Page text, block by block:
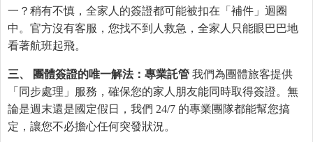
一？稍有不慎，全家人的簽證都可能被扣在「補件」迴圈
中。官方沒有客服，您找不到人救急，全家人只能眼巴巴地
看著航班起飛。
三、 團體簽證的唯一解法：專業託管 我們為團體旅客提供
「同步處理」服務，確保您的家人朋友能同時取得簽證。無
論是週末還是國定假日，我們 24/7 的專業團隊都能幫您搞
定，讓您不必擔心任何突發狀況。